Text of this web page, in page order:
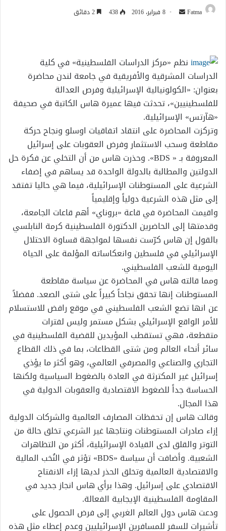
Fatma
أرسل 8 فبراير، 2016 438
نظم «مركز الدراسات الفلسطينية» في كلية
الدراسات المشرقية والأفريقية في جامعة لندن محاضرة
بعنوان: «الكولونيالية الإسرائيلية وفرص العدالة
للفلسطينيين»، تحدثت فيها عميرة هاس الكاتبة في صحيفة
«هآرتس» الإسرائيلية.
وتركزت المحاضرة على انتقاد اتفاقيات اوسلو ونجاح حركة
مقاطعة وسحب الاستثمار وفرض العقوبات على إسرائيل
المعروفة بـ « BDS». وحذرت هاس من أن التخلي عن فكرة حل
الدولتين والمطالبة بالدولة الواحدة قد يساهم في إضفاء
الشرعية على المستوطنات الإسرائيلية، فيما هي حاليا تفتقد
إلى مثل هذه الشرعية دولياً وإقليمياً
واقيمت المحاضرة في قاعة «بروناي» أهم قاعات الجامعة،
وقدمتها إلى الحاضرين الدكتورة الفلسطينية كرمة النابلسي
بالقول إن هاس كرّست نفسها لمواجهة قساوة الاحتلال
الإسرائيلي في فلسطين وانعكاساته المؤلمة على الحياة
اليومية للشعب الفلسطيني.
ومما قالته هاس في المحاضرة عن سياسة مقاطعة
المستوطنات إنها تحقق نجاحاً كبيراً على شتى الصعد. ففضلاً
عن انها تضع الشعب الفلسطيني في موقع رافض للاستسلام
للأمر الواقع الإسرائيلي بشكل مستمر وليس لفترات
متقطعة، فهي تستقطب المؤيدين للقضية الفلسطينية في
سائر أنحاء العالم ومن شتى القطاعات، بما في ذلك القطاع
التجاري والصناعي والمصرفي العالمي، وهو أكثر ما يؤذي
إسرائيل غير المكترثة في العادة بالضغوط السياسية ولكنها
الحساسة جداً للضغوط الاقتصادية والعقوبات الدولية في
هذا المجال.
وقالت هاس إن تحفظات المصارف العالمية والشركات الدولية
إزاء صادرات المستوطنات ونتاجها غير الشرعي تخلق حالة من
التوتر والقلق لدى القيادة الإسرائيلية، أكثر من التظاهرات
الشعبية. وأضافت أن سياسة «BDS» تؤثر في النُخب المالية
والاقتصادية العالمية وتخلق الحذر لديها إزاء الانفتاح
الاقتصادي على إسرائيل. وهذا برأي هاس انجاز جديد في
المقاومة الفلسطينية الإيجابية الفعالة.
ودعت هاس دول العالم الغربي إلى فرض الحصول على
تأشيرات للسفر للمسافرين الإسرائيليين وعدم إعطاء مثل هذه